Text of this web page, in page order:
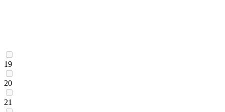
19
20
21